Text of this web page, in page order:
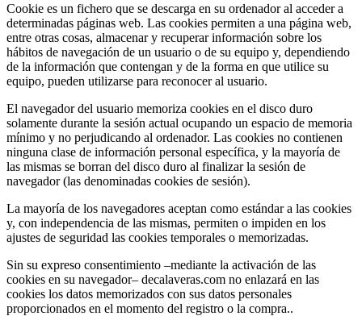
Cookie es un fichero que se descarga en su ordenador al acceder a
determinadas páginas web. Las cookies permiten a una página web,
entre otras cosas, almacenar y recuperar información sobre los
hábitos de navegación de un usuario o de su equipo y, dependiendo
de la información que contengan y de la forma en que utilice su
equipo, pueden utilizarse para reconocer al usuario.
El navegador del usuario memoriza cookies en el disco duro
solamente durante la sesión actual ocupando un espacio de memoria
mínimo y no perjudicando al ordenador. Las cookies no contienen
ninguna clase de información personal específica, y la mayoría de
las mismas se borran del disco duro al finalizar la sesión de
navegador (las denominadas cookies de sesión).
La mayoría de los navegadores aceptan como estándar a las cookies
y, con independencia de las mismas, permiten o impiden en los
ajustes de seguridad las cookies temporales o memorizadas.
Sin su expreso consentimiento –mediante la activación de las
cookies en su navegador– decalaveras.com no enlazará en las
cookies los datos memorizados con sus datos personales
proporcionados en el momento del registro o la compra..